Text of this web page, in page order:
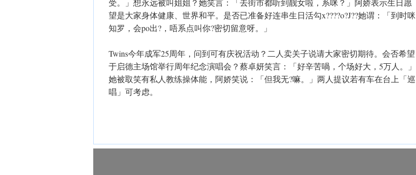
受。」想永远被叫姐姐？她笑言：「去街市都听到靓女啦，系咪？」阿娇表示生日愿
望是大家身体健康、世界和平。是否已准备好连串生日活勾x????o?J??她谓：「到时咪
知罗，会po出?，唔系点叫你?密切留意呀。」
Twins今年成军25周年，问到可有庆祝活动？二人卖关子说请大家密切期待。会否希望
于启德主场馆举行周年纪念演唱会？蔡卓妍笑言：「好辛苦喎，个场好大，5万人。」
她被取笑有私人教练操体能，阿娇笑说：「但我无?嘛。」两人提议若有车在台上「巡
唱」可考虑。